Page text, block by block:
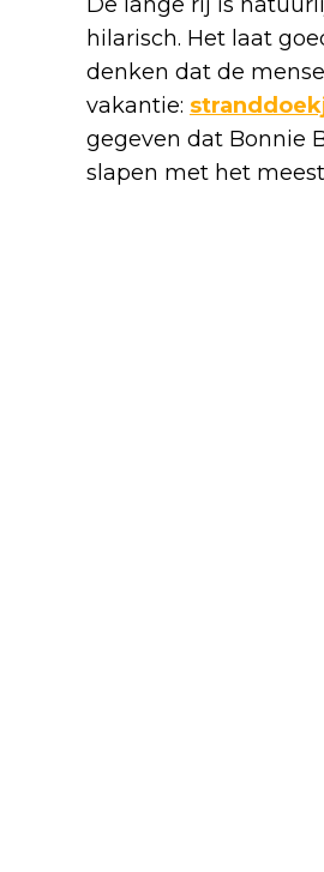
hilarisch. Het laat
denken dat de
vakantie:
gegeven dat Bonnie
slapen met het